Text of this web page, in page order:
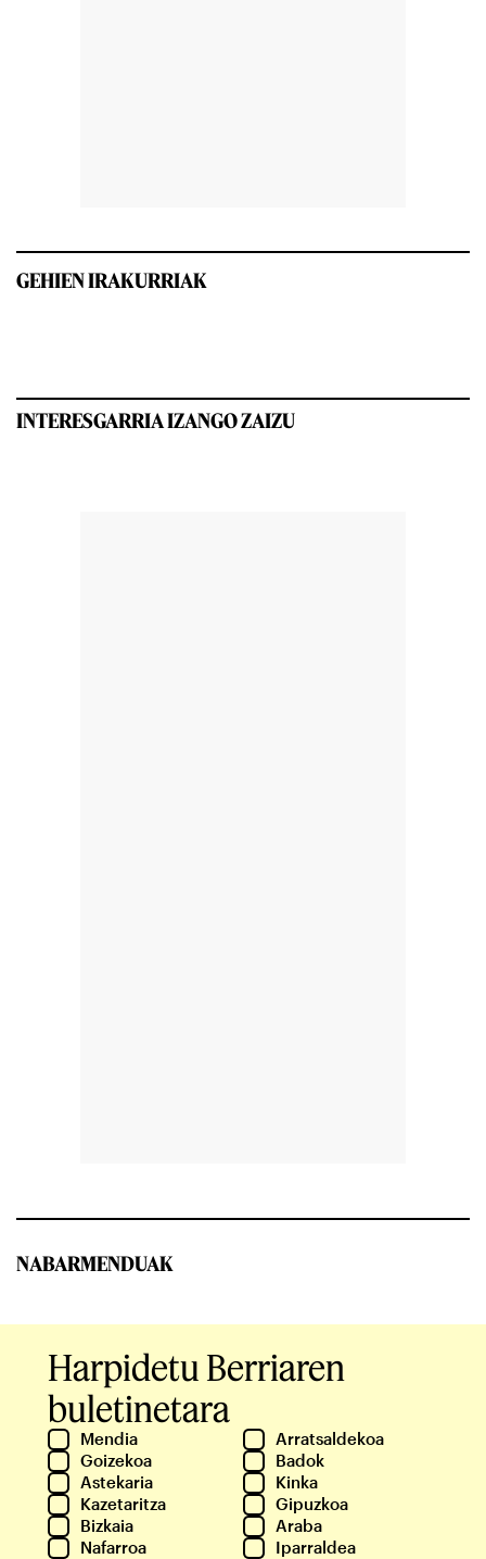
GEHIEN IRAKURRIAK
INTERESGARRIA IZANGO ZAIZU
NABARMENDUAK
Harpidetu Berriaren
buletinetara
Mendia
Arratsaldekoa
Goizekoa
Badok
Astekaria
Kinka
Kazetaritza
Gipuzkoa
Bizkaia
Araba
Nafarroa
Iparraldea